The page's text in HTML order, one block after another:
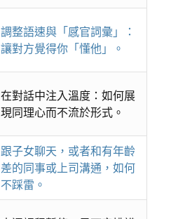
調整語速與「感官詞彙」：
讓對方覺得你「懂他」。
在對話中注入溫度：如何展
現同理心而不流於形式。
跟子女聊天，或者和有年齡
差的同事或上司溝通，如何
不踩雷。